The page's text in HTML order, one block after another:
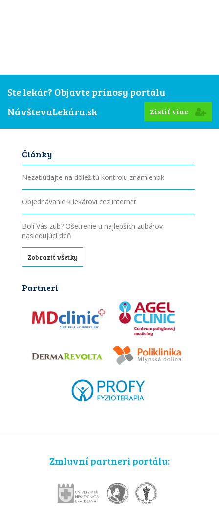
Ste lekár? Objavte prínosy portálu
NávštevaLekára.sk
Zistiť viac
Články
Nezabúdajte na dôležitú kontrolu znamienok
Objednávanie k lekárovi cez internet
Bolí Vás zub? Ošetrenie u najlepších zubárov
nasledujúci deň
Zobraziť všetky
Partneri
Zmluvní partneri portálu: